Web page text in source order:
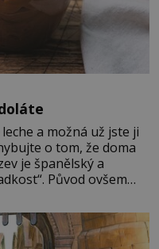
a možná už jste ji
o tom, že doma
je španělský a
Původ ovšem
zemí a k tomu